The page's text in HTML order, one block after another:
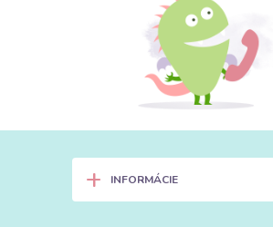
+ INFORMÁCIE